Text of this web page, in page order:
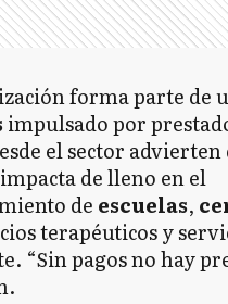
forma parte de
impulsado por
el sector
de lleno en el
de escuelas,
terapéuticos y
“Sin pagos no hay